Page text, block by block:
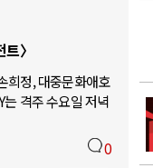
〉
희정, 대중문화애호
격주 수요일 저녁
0